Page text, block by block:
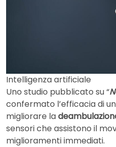
Intelligenza artificiale
Uno studio pubblicato su “
confermato l’efficacia di
migliorare la
sensori che assistono il
miglioramenti immediati.